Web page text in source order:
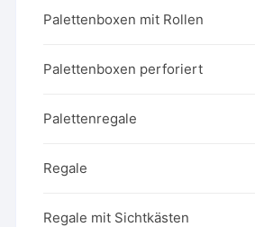
Palettenboxen mit Rollen
Palettenboxen perforiert
Palettenregale
Regale
Regale mit Sichtkästen